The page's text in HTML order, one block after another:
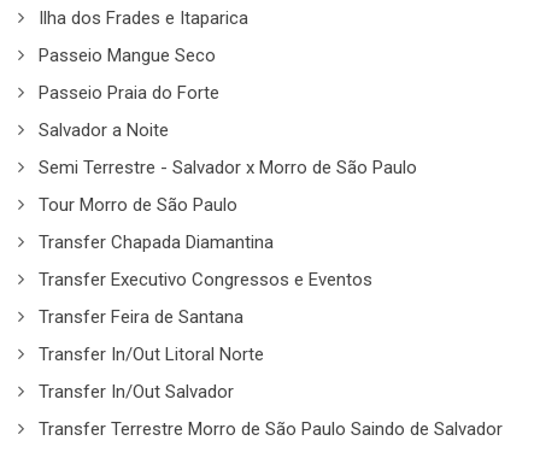
Ilha dos Frades e Itaparica
Passeio Mangue Seco
Passeio Praia do Forte
Salvador a Noite
Semi Terrestre - Salvador x Morro de São Paulo
Tour Morro de São Paulo
Transfer Chapada Diamantina
Transfer Executivo Congressos e Eventos
Transfer Feira de Santana
Transfer In/Out Litoral Norte
Transfer In/Out Salvador
Transfer Terrestre Morro de São Paulo Saindo de Salvador